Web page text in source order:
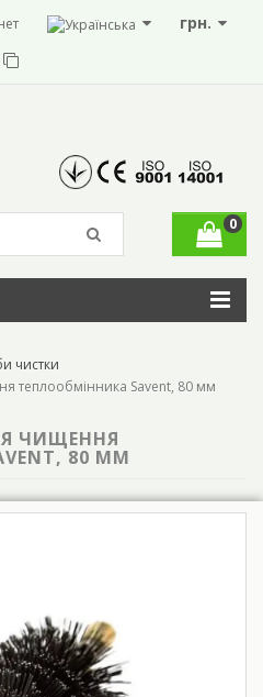
грн.
0
чистки
теплообмінника Savent, 80 мм
ЧИЩЕННЯ
80 ММ